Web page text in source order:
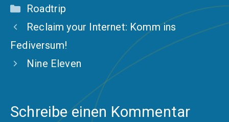
Kategorien
Roadtrip
Reclaim your Internet: Komm ins
Fediversum!
Nine Eleven
Schreibe einen Kommentar